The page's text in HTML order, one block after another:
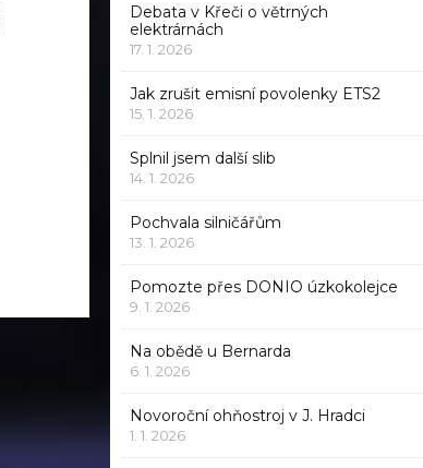
Debata v Křeči o větrných
elektrárnách
17. 1. 2026
Jak zrušit emisní povolenky ETS2
15. 1. 2026
Splnil jsem další slib
14. 1. 2026
Pochvala silničářům
13. 1. 2026
Pomozte přes DONIO úzkokolejce
9. 1. 2026
Na obědě u Bernarda
6. 1. 2026
Novoroční ohňostroj v J. Hradci
1. 1. 2026